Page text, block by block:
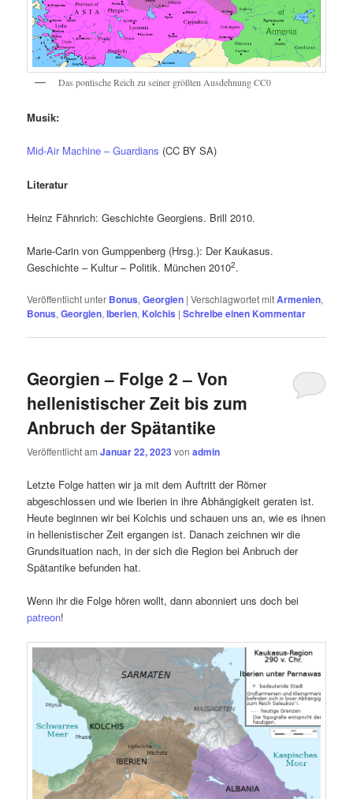
Das pontische Reich zu seiner größten Ausdehnung CC0
Musik:
Mid-Air Machine – Guardians (CC BY SA)
Literatur
Heinz Fähnrich: Geschichte Georgiens. Brill 2010.
Marie-Carin von Gumppenberg (Hrsg.): Der Kaukasus.
Geschichte – Kultur – Politik. München 20102.
Veröffentlicht unter Bonus,Georgien |Verschlagwortet mitArmenien,
Bonus,Georgien,Iberien, Kolchis |Schreibe einen Kommentar
Georgien – Folge 2 – Von
hellenistischer Zeit bis zum
Anbruch der Spätantike
Veröffentlicht amJanuar 22, 2023 vonadmin
Letzte Folge hatten wir ja mit dem Auftritt der Römer
abgeschlossen und wie Iberien in ihre Abhängigkeit geraten ist.
Heute beginnen wir bei Kolchis und schauen uns an, wie es ihnen
in hellenistischer Zeit ergangen ist. Danach zeichnen wir die
Grundsituation nach, in der sich die Region bei Anbruch der
Spätantike befunden hat.
Wenn ihr die Folge hören wollt, dann abonniert uns doch bei
patreon!